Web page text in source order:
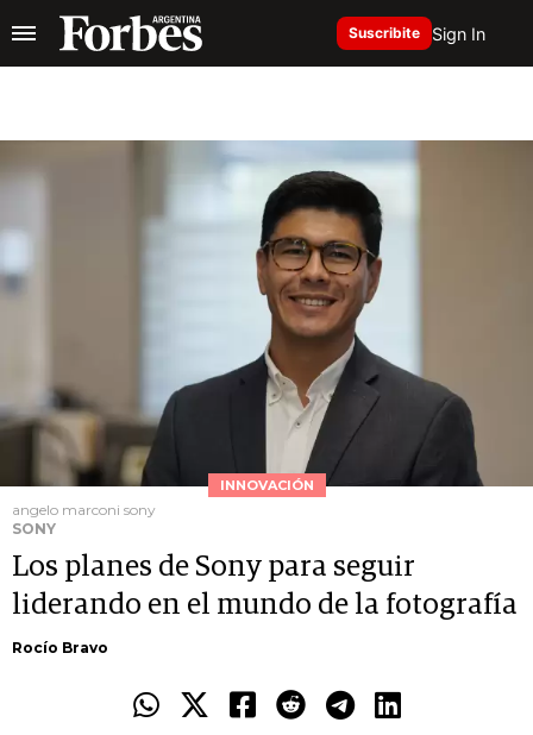
Suscribite Sign In
INNOVACIÓN
angelo marconi sony
SONY
Los planes de Sony para seguir
liderando en el mundo de la fotografía
Rocío Bravo